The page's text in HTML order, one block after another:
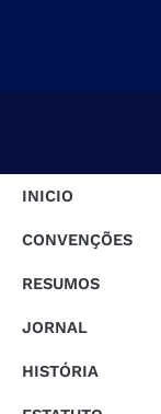
INICIO
CONVENÇÕES
RESUMOS
JORNAL
HISTÓRIA